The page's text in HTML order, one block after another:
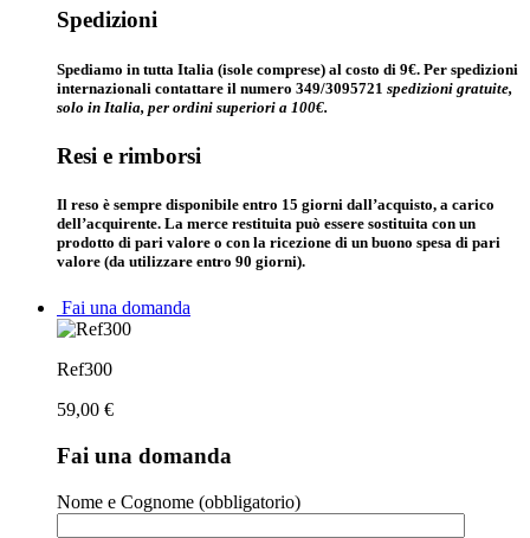
Spedizioni
Spediamo in tutta Italia (isole comprese) al costo di 9€. Per spedizioni
internazionali contattare il numero 349/3095721 spedizioni gratuite,
solo in Italia, per ordini superiori a 100€.
Resi e rimborsi
Il reso è sempre disponibile entro 15 giorni dall’acquisto, a carico
dell’acquirente. La merce restituita può essere sostituita con un
prodotto di pari valore o con la ricezione di un buono spesa di pari
valore (da utilizzare entro 90 giorni).
Fai una domanda
Ref300
59,00 €
Fai una domanda
Nome e Cognome (obbligatorio)